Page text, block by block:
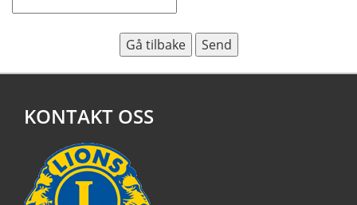
KONTAKT OSS